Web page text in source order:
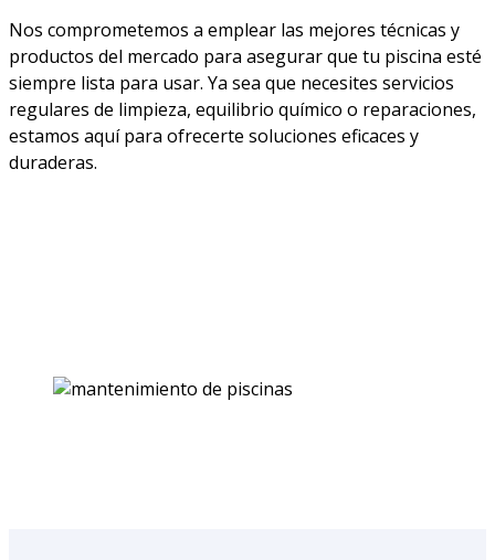
Nos comprometemos a emplear las mejores técnicas y
productos del mercado para asegurar que tu piscina esté
siempre lista para usar. Ya sea que necesites servicios
regulares de limpieza, equilibrio químico o reparaciones,
estamos aquí para ofrecerte soluciones eficaces y
duraderas.